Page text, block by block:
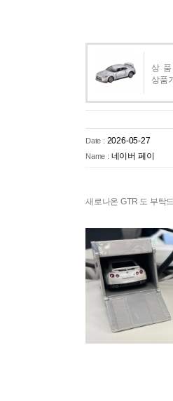
상
상품
Date : 2026-05-27
Name : 네이버 페이
새로나온 GTR 도 부탁